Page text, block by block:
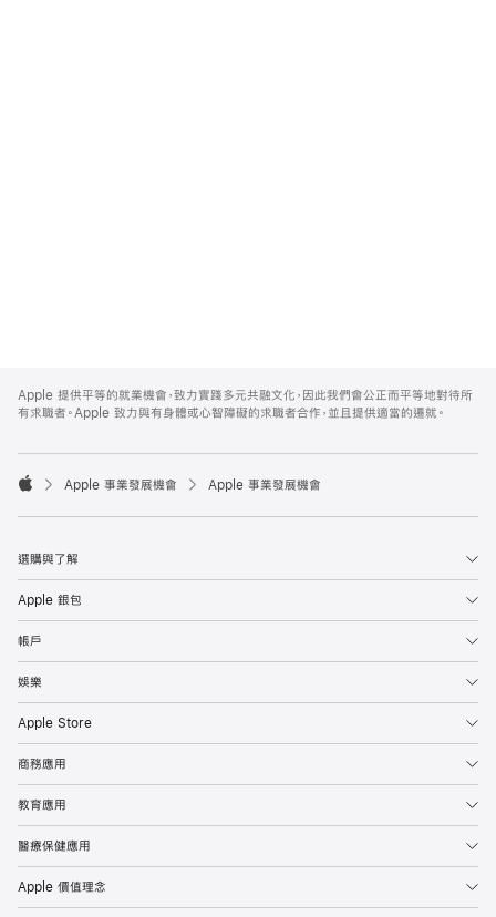
Footer
Apple 提供平等的就業機會，致力實踐多元共融文化，因此我們會公正而平等地對待所
有求職者。Apple 致力與有身體或心智障礙的求職者合作，並且提供適當的遷就。

Apple 事業發展機會 Apple 事業發展機會
選購與了解
Apple 銀包
帳戶
娛樂
Apple Store
商務應用
教育應用
醫療保健應用
Apple 價值理念